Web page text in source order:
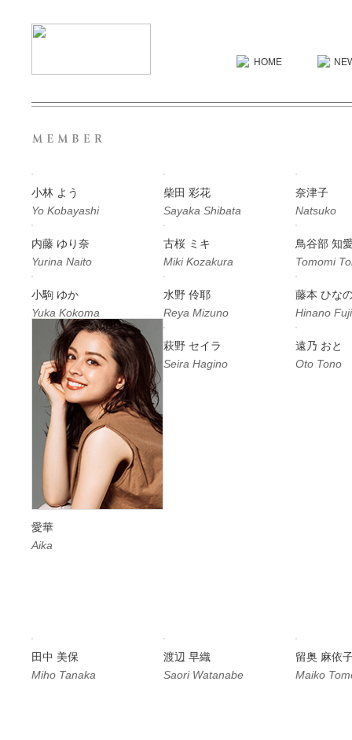
小林 よう
Yo Kobayashi
柴田 彩花
Sayaka Shibata
奈津子
Natsuko
内藤 ゆり奈
Yurina Naito
古桜 ミキ
Miki Kozakura
鳥谷部 知
Tomomi
小駒 ゆか
Yuka Kokoma
水野 伶耶
Reya Mizuno
藤本 ひな
Hinano
愛華
Aika
萩野 セイラ
Seira Hagino
遠乃 おと
Oto Tono
田中 美保
Miho Tanaka
渡辺 早織
Saori Watanabe
留奥 麻依
Maiko